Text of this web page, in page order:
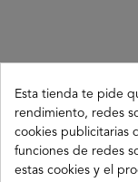
Esta tienda te pide
rendimiento, redes
cookies publicitarias
funciones de redes
estas cookies y el